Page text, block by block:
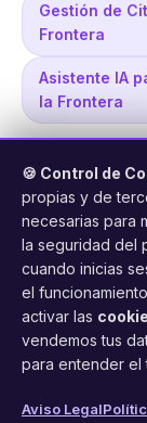
Gestión de
Frontera
Asistente IA
la Frontera
Asistente
Gestión
🍪 Control de
propias y de
necesarias para
la seguridad del
cuando inicias
el
activar las
vendemos tus
para entender el
Aviso Legal